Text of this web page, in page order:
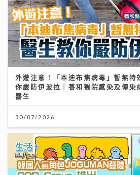
外遊注意！「本迪布焦病毒」暫無特
你嚴防伊波拉｜養和醫院感染及傳染
醫生
30/07/2026